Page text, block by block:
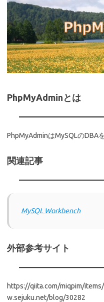
PhpMyAdminとは
PhpMyAdminはMySQLのDBA
関連記事
MySQL Workbench
外部参考サイト
https://qiita.com/miqpim/
w.sejuku.net/blog/30282